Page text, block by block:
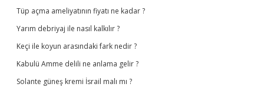
Tüp açma ameliyatının fiyatı ne kadar ?
Yarım debriyaj ile nasıl kalkılır ?
Keçi ile koyun arasındaki fark nedir ?
Kabulü Amme delili ne anlama gelir ?
Solante güneş kremi İsrail malı mı ?